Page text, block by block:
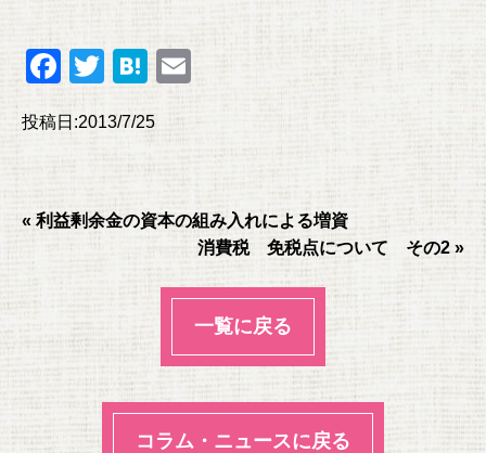
F
a
c
e
b
o
o
T
tt
er
H
e
n
a
E
投稿日:2013/7/25
« 利益剰余金の資本の組み入れによる増資
消費税 免税点について その2 »
一覧に戻る
コラム・ニュースに戻る